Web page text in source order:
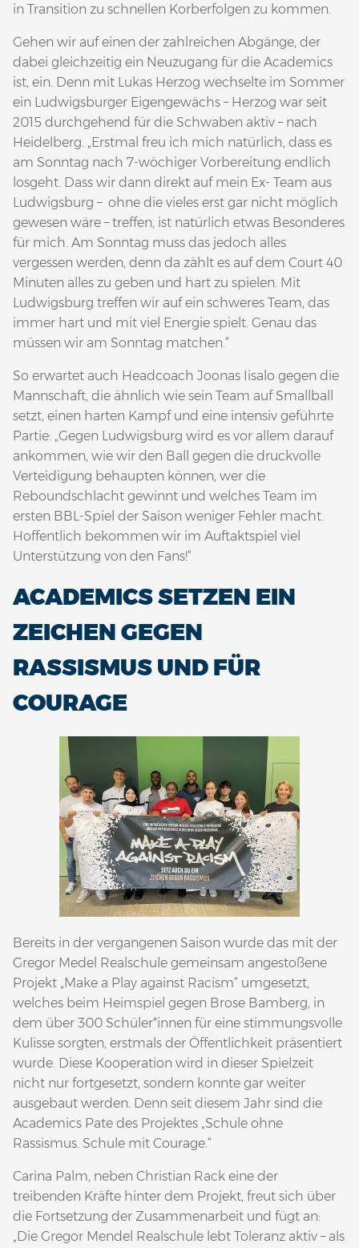
in Transition zu schnellen Korberfolgen zu kommen.
Gehen wir auf einen der zahlreichen Abgänge, der
dabei gleichzeitig ein Neuzugang für die Academics
ist, ein. Denn mit Lukas Herzog wechselte im Sommer
ein Ludwigsburger Eigengewächs – Herzog war seit
2015 durchgehend für die Schwaben aktiv – nach
Heidelberg. „Erstmal freu ich mich natürlich, dass es
am Sonntag nach 7-wöchiger Vorbereitung endlich
losgeht. Dass wir dann direkt auf mein Ex- Team aus
Ludwigsburg – ohne die vieles erst gar nicht möglich
gewesen wäre – treffen, ist natürlich etwas Besonderes
für mich. Am Sonntag muss das jedoch alles
vergessen werden, denn da zählt es auf dem Court 40
Minuten alles zu geben und hart zu spielen. Mit
Ludwigsburg treffen wir auf ein schweres Team, das
immer hart und mit viel Energie spielt. Genau das
müssen wir am Sonntag matchen.“
So erwartet auch Headcoach Joonas Iisalo gegen die
Mannschaft, die ähnlich wie sein Team auf Smallball
setzt, einen harten Kampf und eine intensiv geführte
Partie: „Gegen Ludwigsburg wird es vor allem darauf
ankommen, wie wir den Ball gegen die druckvolle
Verteidigung behaupten können, wer die
Reboundschlacht gewinnt und welches Team im
ersten BBL-Spiel der Saison weniger Fehler macht.
Hoffentlich bekommen wir im Auftaktspiel viel
Unterstützung von den Fans!“
ACADEMICS SETZEN EIN
ZEICHEN GEGEN
RASSISMUS UND FÜR
COURAGE
Bereits in der vergangenen Saison wurde das mit der
Gregor Medel Realschule gemeinsam angestoßene
Projekt „Make a Play against Racism“ umgesetzt,
welches beim Heimspiel gegen Brose Bamberg, in
dem über 300 Schüler*innen für eine stimmungsvolle
Kulisse sorgten, erstmals der Öffentlichkeit präsentiert
wurde. Diese Kooperation wird in dieser Spielzeit
nicht nur fortgesetzt, sondern konnte gar weiter
ausgebaut werden. Denn seit diesem Jahr sind die
Academics Pate des Projektes „Schule ohne
Rassismus. Schule mit Courage.“
Carina Palm, neben Christian Rack eine der
treibenden Kräfte hinter dem Projekt, freut sich über
die Fortsetzung der Zusammenarbeit und fügt an:
„Die Gregor Mendel Realschule lebt Toleranz aktiv – als